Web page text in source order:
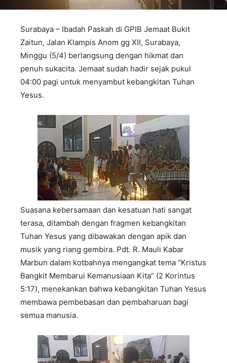
Surabaya – Ibadah Paskah di GPIB Jemaat Bukit
Zaitun, Jalan Klampis Anom gg XII, Surabaya,
Minggu (5/4) berlangsung dengan hikmat dan
penuh sukacita. Jemaat sudah hadir sejak pukul
04:00 pagi untuk menyambut kebangkitan Tuhan
Yesus.
Suasana kebersamaan dan kesatuan hati sangat
terasa, ditambah dengan fragmen kebangkitan
Tuhan Yesus yang dibawakan dengan apik dan
musik yang riang gembira. Pdt. R. Mauli Kabar
Marbun dalam kotbahnya mengangkat tema “Kristus
Bangkit Membarui Kemanusiaan Kita” (2 Korintus
5:17), menekankan bahwa kebangkitan Tuhan Yesus
membawa pembebasan dan pembaharuan bagi
semua manusia.